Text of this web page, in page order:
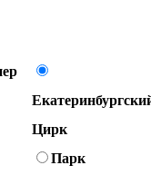
Цирк
Парк